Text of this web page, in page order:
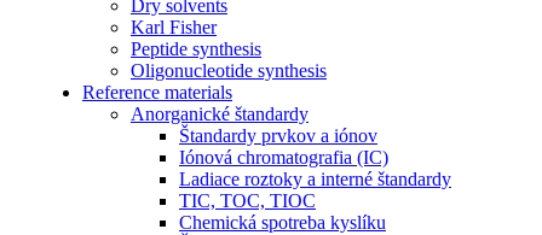
Dry solvents
Karl Fisher
Peptide synthesis
Oligonucleotide synthesis
Reference materials
Anorganické štandardy
Štandardy prvkov a iónov
Iónová chromatografia (IC)
Ladiace roztoky a interné štandardy
TIC, TOC, TIOC
Chemická spotreba kyslíku